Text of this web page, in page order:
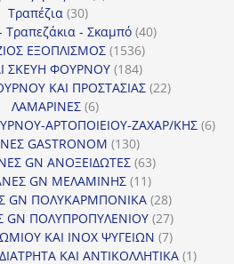
Τραπέζια 3030
προϊόντα
Τραπεζάκια - Σκαμπό 4040
ΕΞΟΠΛΙΣΜΟΣ 15361536
προϊόντα
ΣΚΕΥΗ ΦΟΥΡΝΟΥ 184184
προϊόντα
ΚΑΙ ΠΡΟΣΤΑΣΙΑΣ 2222
ΛΑΜΑΡΙΝΕΣ 66
προϊόντα
ΑΡΤΟΠΟΙΕΙΟΥ-ΖΑΧΑΡ/ΚΗΣ 66
GASTRONOM 130130
προϊόντα
GN ΑΝΟΞΕΙΔΩΤΕΣ 6363
GN ΜΕΛΑΜΙΝΗΣ 1111
προϊόντα
GN ΠΟΛΥΚΑΡΜΠΟΝΙΚΑ 2828
προϊόντα
GN ΠΟΛΥΠΡΟΠΥΛΕΝΙΟΥ 2727
προϊόντα
ΚΑΙ INOX ΨΥΓΕΙΩΝ 77
προϊόντα
ΚΑΙ ΑΝΤΙΚΟΛΛΗΤΙΚΑ 11